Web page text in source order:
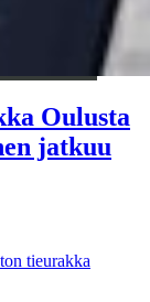
Oulusta
jatkuu
tieurakka